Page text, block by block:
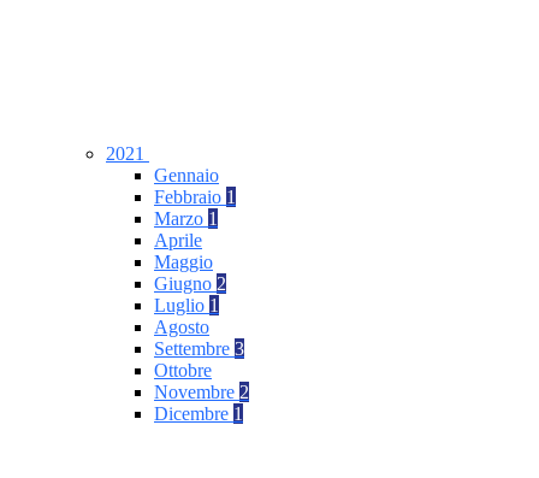
2021
Gennaio
Febbraio 1
Marzo 1
Aprile
Maggio
Giugno 2
Luglio 1
Agosto
Settembre 3
Ottobre
Novembre 2
Dicembre 1